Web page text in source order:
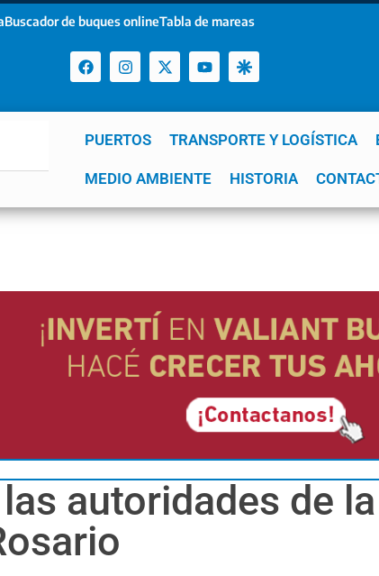
Buscador de buques onlineTabla de mareas
PUERTOS TRANSPORTE Y LOGÍSTICA
MEDIO AMBIENTE HISTORIA
YPF GNL Mar del Plata Patagonia
autoridades de
de